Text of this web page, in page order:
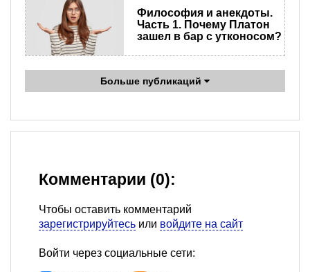
Философия и анекдоты.
Часть 1. Почему Платон
зашел в бар с утконосом?
Больше публикаций
Комментарии (0):
Чтобы оставить комментарий
зарегистрируйтесь или войдите на сайт
Войти через социальные сети: